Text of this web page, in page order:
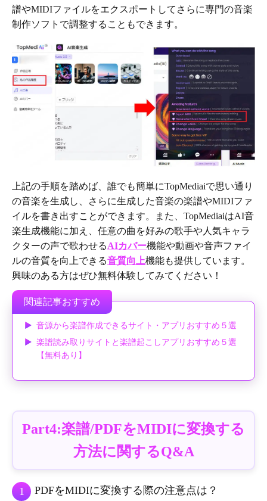
譜やMIDIファイルをエクスポートしてさらに専門の音楽
制作ソフトで調整することもできます。
上記の手順を踏めば、誰でも簡単にTopMediaiで思い通り
の音楽を生成し、さらに生成した音楽の楽譜やMIDIファ
イルを書き出すことができます。また、TopMediaiはAI音
楽生成機能に加え、任意の曲を好みの歌手や人気キャラ
クターの声で歌わせるAIカバー機能や動画や音声ファイ
ルの音質を向上できる音質向上機能も提供しています。
興味のある方はぜひ無料体験してみてください！
関連記事おすすめ
音源から楽譜作成できるサイト・アプリおすすめ５選
楽譜読み取りサイトと楽譜起こしアプリおすすめ５選
【無料あり】
Part4:楽譜/PDFをMIDIに変換する
方法に関するQ&A
1 PDFをMIDIに変換する際の注意点は？